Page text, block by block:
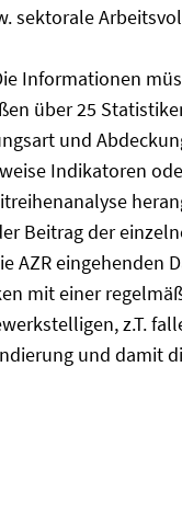
sektorale
Informationen
über 25
und
Indikatoren
Beitrag der
AZR eingehenden
mit einer
z.T.
und damit